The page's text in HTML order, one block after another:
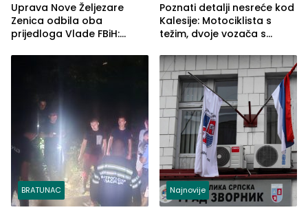
Uprava Nove Željezare
Zenica odbila oba
prijedloga Vlade FBiH:
rješenje
Poznati detalji nesreće kod
Kalesije: Motociklista s
težim, dvoje vozača s
BRATUNAC Najnovije